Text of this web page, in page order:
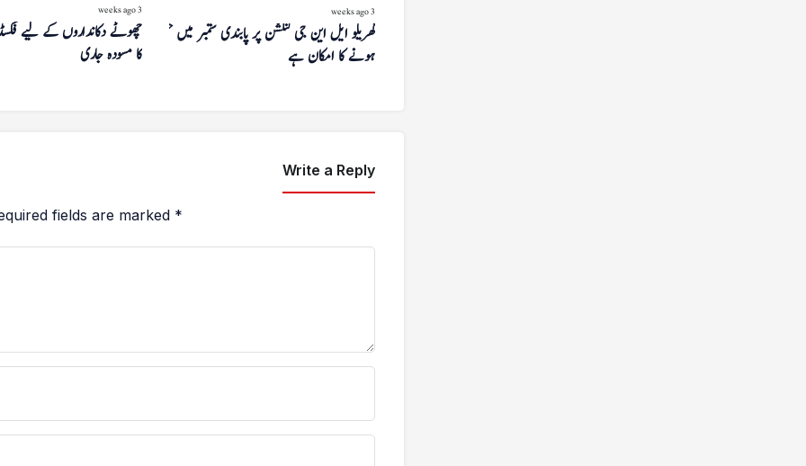
3 weeks ago
چھوٹے دکانداروں کے لیے
کا مسودہ جاری
3 weeks ago
گھریلو ایل این جی کنکشن پر پابندی ستمبر میں ختم
ہونے کا امکان ہے
Write a Reply
fields are marked *